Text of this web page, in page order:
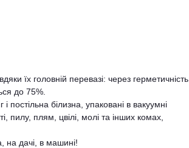
їх головній перевазі: через герметичність
до 75%.
білизна, упаковані в вакуумні
пилу, плям, цвілі, молі та інших комах,
на дачі, в машині!